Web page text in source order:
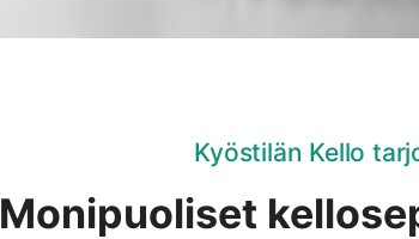
Kyöstilän Kello
Monipuoliset